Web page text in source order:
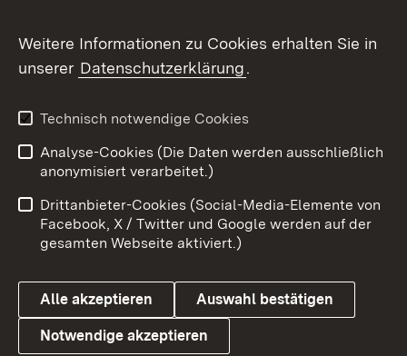
X / Twitter
Youtube
Link zum Landesportal
Impressum
Kontakt
Barrierefreiheit
Datenschutz
Cookies
Weitere Informationen zu Cookies erhalten Sie in
unserer Datenschutzerklärung.
Technisch notwendige Cookies
Analyse-Cookies (Die Daten werden ausschließlich
anonymisiert verarbeitet.)
Drittanbieter-Cookies (Social-Media-Elemente von
Facebook, X / Twitter und Google werden auf der
gesamten Webseite aktiviert.)
Alle akzeptieren Auswahl bestätigen
Notwendige akzeptieren